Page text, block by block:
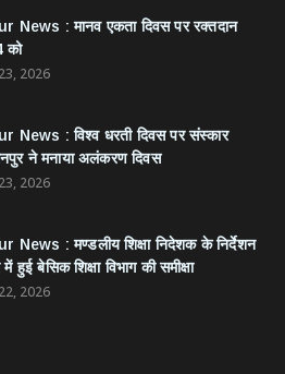
News : ​मानव एकता दिवस पर रक्तदान
को
2026
News : विश्व धरती दिवस पर संस्कार
ने मनाया अलंकरण दिवस
2026
News : ​मण्डलीय शिक्षा निदेशक के निर्देशन
हुई बेसिक शिक्षा विभाग की समीक्षा
2026